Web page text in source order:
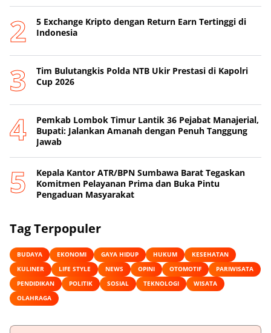
5 Exchange Kripto dengan Return Earn Tertinggi di
Indonesia
Tim Bulutangkis Polda NTB Ukir Prestasi di Kapolri
Cup 2026
Pemkab Lombok Timur Lantik 36 Pejabat Manajerial,
Bupati: Jalankan Amanah dengan Penuh Tanggung
Jawab
Kepala Kantor ATR/BPN Sumbawa Barat Tegaskan
Komitmen Pelayanan Prima dan Buka Pintu
Pengaduan Masyarakat
Tag Terpopuler
BUDAYA EKONOMI GAYA HIDUP HUKUM
KESEHATAN
KULINER
LIFE STYLE NEWS OPINI OTOMOTIF
PARIWISATA
PENDIDIKAN
POLITIK SOSIAL TEKNOLOGI
WISATA
OLAHRAGA